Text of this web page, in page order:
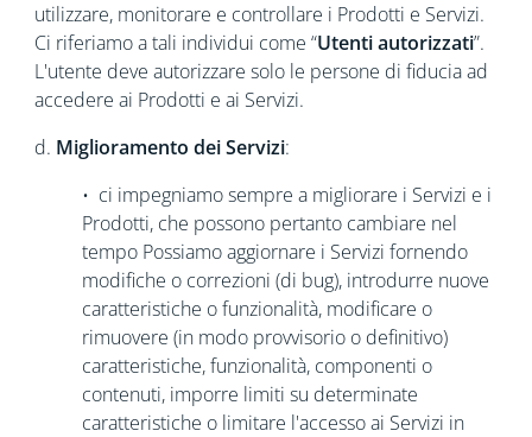
utilizzare, monitorare e controllare i Prodotti e Servizi.
Ci riferiamo a tali individui come “Utenti autorizzati”.
L'utente deve autorizzare solo le persone di fiducia ad
accedere ai Prodotti e ai Servizi.
d. Miglioramento dei Servizi:
• ci impegniamo sempre a migliorare i Servizi e i
Prodotti, che possono pertanto cambiare nel
tempo Possiamo aggiornare i Servizi fornendo
modifiche o correzioni (di bug), introdurre nuove
caratteristiche o funzionalità, modificare o
rimuovere (in modo provvisorio o definitivo)
caratteristiche, funzionalità, componenti o
contenuti, imporre limiti su determinate
caratteristiche o limitare l'accesso ai Servizi in